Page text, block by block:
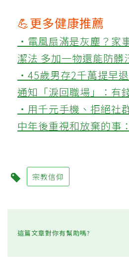
💪更多健康推薦
‧電風扇滿是灰塵？家
潔法 多加一物還能防髒
‧45歲男存2千萬提早
通知「淚回職場」：有
‧用千元手機、拒絕社
中年後重視和放棄的事
宗教信仰
這篇文章對你有幫助嗎?